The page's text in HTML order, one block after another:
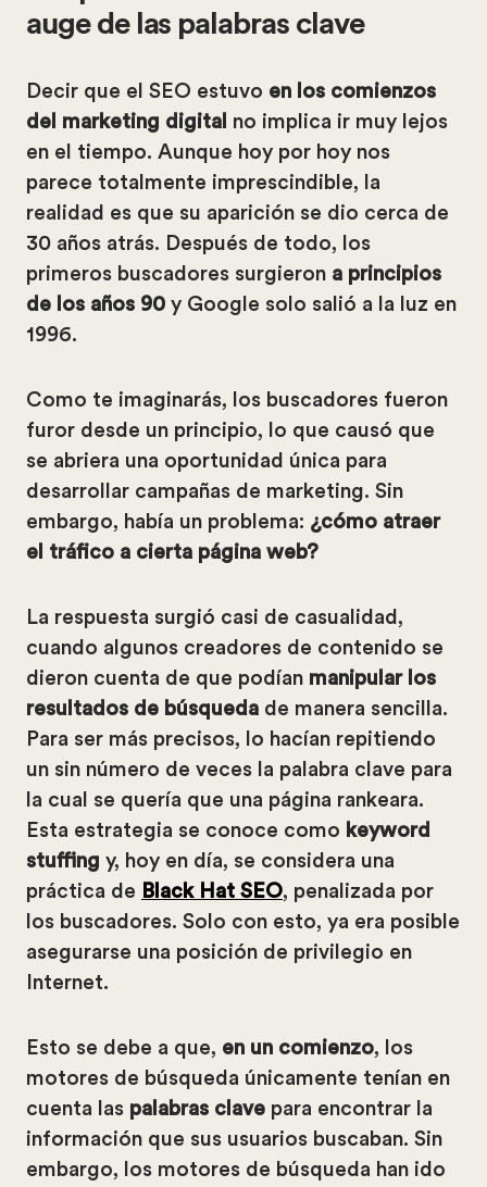
auge de las palabras clave
Decir que el SEO estuvo en los comienzos
del marketing digital no implica ir muy lejos
en el tiempo. Aunque hoy por hoy nos
parece totalmente imprescindible, la
realidad es que su aparición se dio cerca de
30 años atrás. Después de todo, los
primeros buscadores surgieron a principios
de los años 90 y Google solo salió a la luz en
1996.
Como te imaginarás, los buscadores fueron
furor desde un principio, lo que causó que
se abriera una oportunidad única para
desarrollar campañas de marketing. Sin
embargo, había un problema: ¿cómo atraer
el tráfico a cierta página web?
La respuesta surgió casi de casualidad,
cuando algunos creadores de contenido se
dieron cuenta de que podían manipular los
resultados de búsqueda de manera sencilla.
Para ser más precisos, lo hacían repitiendo
un sin número de veces la palabra clave para
la cual se quería que una página rankeara.
Esta estrategia se conoce como keyword
stuffing y, hoy en día, se considera una
práctica de Black Hat SEO, penalizada por
los buscadores. Solo con esto, ya era posible
asegurarse una posición de privilegio en
Internet.
Esto se debe a que, en un comienzo, los
motores de búsqueda únicamente tenían en
cuenta las palabras clave para encontrar la
información que sus usuarios buscaban. Sin
embargo, los motores de búsqueda han ido